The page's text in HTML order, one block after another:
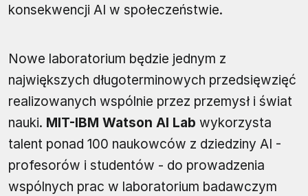
konsekwencji AI w społeczeństwie.
Nowe laboratorium będzie jednym z
największych długoterminowych przedsięwzięć
realizowanych wspólnie przez przemysł i świat
nauki. MIT-IBM Watson AI Lab wykorzysta
talent ponad 100 naukowców z dziedziny AI -
profesorów i studentów - do prowadzenia
wspólnych prac w laboratorium badawczym